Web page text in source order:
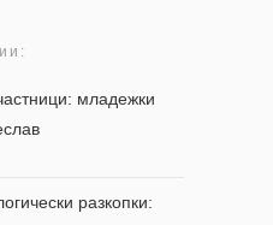
младежки
разкопки: